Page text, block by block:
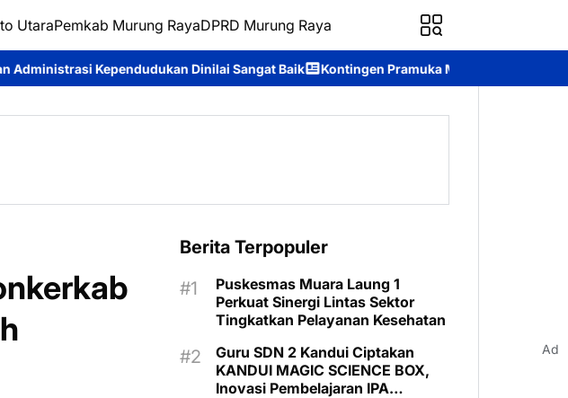
UtaraPemkab Murung RayaDPRD Murung Raya
Dinilai Sangat Baik Kontingen Pramuka Murung Raya Siap Harumkan Nama
Berita Terpopuler
Puskesmas Muara Laung 1
Perkuat Sinergi Lintas Sektor
Tingkatkan Pelayanan Kesehatan
Guru SDN 2 Kandui Ciptakan
KANDUI MAGIC SCIENCE BOX,
Inovasi Pembelajaran IPA
Ad